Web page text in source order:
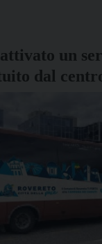
un
dal